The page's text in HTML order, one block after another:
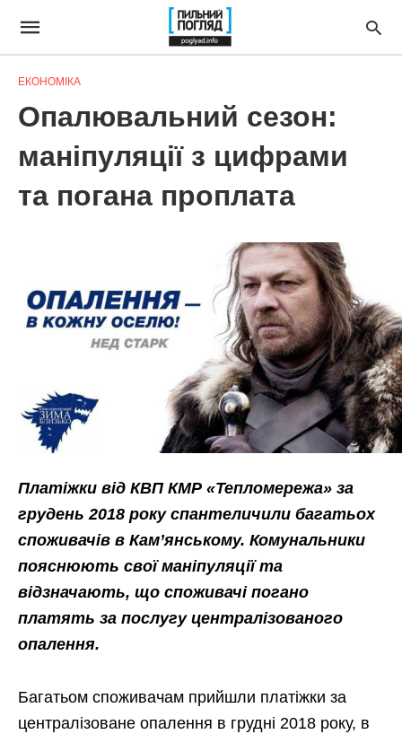
ЕКОНОМІКА
Опалювальний сезон:
маніпуляції з цифрами
та погана проплата
Платіжки від КВП КМР «Тепломережа» за
грудень 2018 року спантеличили багатьох
споживачів в Кам’янському. Комунальники
пояснюють свої маніпуляціїта
відзначають, що споживачі погано
платять за послугу централізованого
опалення.
Багатьом споживачам прийшли платіжки за
централізоване опалення в грудні 2018 року, в